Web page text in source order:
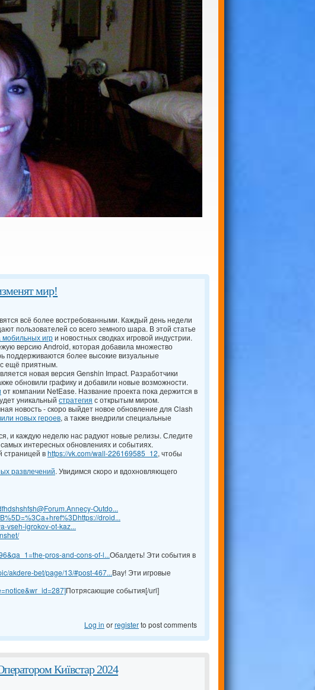
мир!
всё более востребованными. Каждый день недели
пользователей со всего земного шара. В этой статье
игри новостных сводках игровой индустрии.
версию Android, которая добавила множество
поддерживаются более высокие визуальные
ещё приятным.
новая версия Genshin Impact. Разработчики
обновили графику и добавили новые возможности.
от компании NetEase. Название проекта пока держится в
уникальный стратегия с открытым миром.
новость - скоро выйдет новое обновление для Clash
новых героев, а также внедрили специальные
и каждую неделю нас радуют новые релизы. Следите
интересных обновлениях и событиях.
страницей вhttps://vk.com/wall-226169585_12, чтобы
развлечений. Увидимся скоро и вдохновляющего
Outdo...
droid...
vseh-igrokov-ot-kaz...
pros-and-cons-of-l...Обалдеть! Эти события в
akdere-bet/page/13/#post-467...Вау! Эти игровые
Потрясающие события[/url]
Log in orregisterto post comments
Київстар 2024